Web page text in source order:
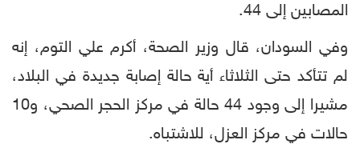
المصابين إلى 44‎‎.
وفي السودان، قال وزير الصحة، أكرم علي التوم، إنه
لم تتأكد حتى الثلاثاء أية حالة إصابة جديدة في البلاد،
مشيرا إلى وجود 44 حالة في مركز الحجر الصحي، و10
حالات في مركز العزل، للاشتباه.